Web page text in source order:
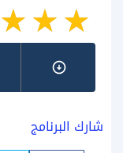
شارك البرنامج